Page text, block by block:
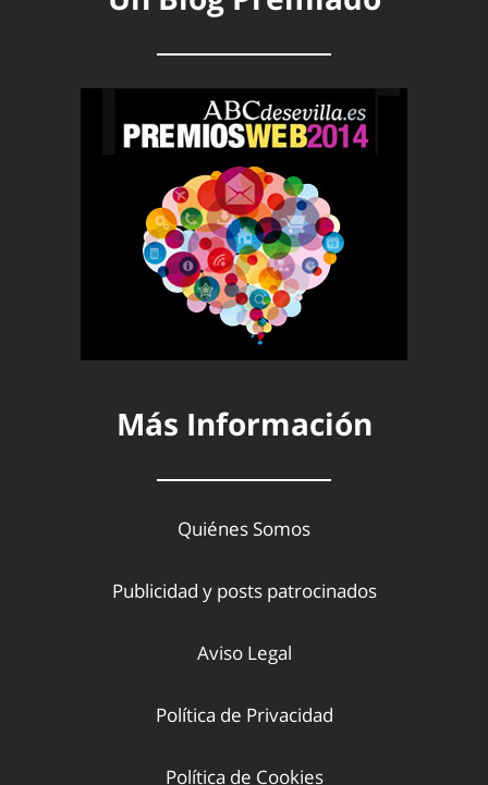
Más Información
Quiénes Somos
Publicidad y posts patrocinados
Aviso Legal
Política de Privacidad
Política de Cookies